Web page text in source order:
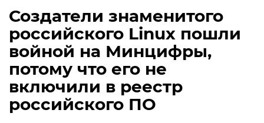
Создатели знаменитого
российского Linux пошли
войной на Минцифры,
потому что его не
включили в реестр
российского ПО